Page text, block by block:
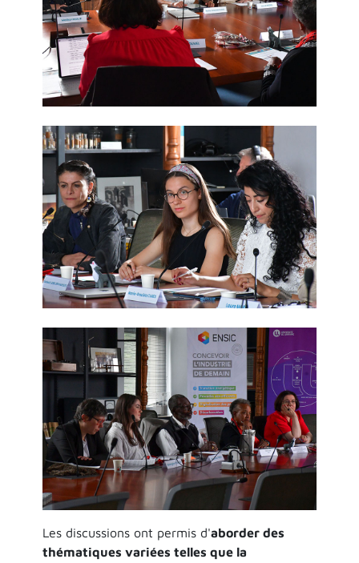
Les discussions ont permis d'aborder des
thématiques variées telles que la